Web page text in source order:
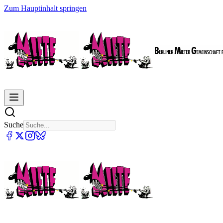
Zum Hauptinhalt springen
Suche